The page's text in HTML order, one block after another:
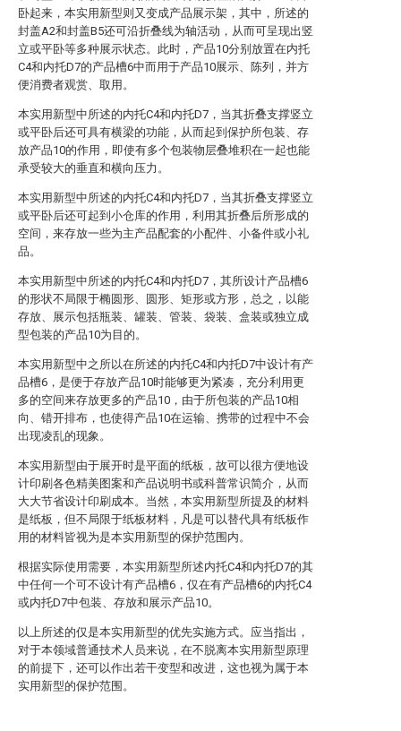
卧起来，本实用新型则又变成产品展示架，其中，所述的
封盖A2和封盖B5还可沿折叠线为轴活动，从而可呈现出竖
立或平卧等多种展示状态。此时，产品10分别放置在内托
C4和内托D7的产品槽6中而用于产品10展示、陈列，并方
便消费者观赏、取用。
本实用新型中所述的内托C4和内托D7，当其折叠支撑竖立
或平卧后还可具有横梁的功能，从而起到保护所包装、存
放产品10的作用，即使有多个包装物层叠堆积在一起也能
承受较大的垂直和横向压力。
本实用新型中所述的内托C4和内托D7，当其折叠支撑竖立
或平卧后还可起到小仓库的作用，利用其折叠后所形成的
空间，来存放一些为主产品配套的小配件、小备件或小礼
品。
本实用新型中所述的内托C4和内托D7，其所设计产品槽6
的形状不局限于椭圆形、圆形、矩形或方形，总之，以能
存放、展示包括瓶装、罐装、管装、袋装、盒装或独立成
型包装的产品10为目的。
本实用新型中之所以在所述的内托C4和内托D7中设计有产
品槽6，是便于存放产品10时能够更为紧凑，充分利用更
多的空间来存放更多的产品10，由于所包装的产品10相
向、错开排布，也使得产品10在运输、携带的过程中不会
出现凌乱的现象。
本实用新型由于展开时是平面的纸板，故可以很方便地设
计印刷各色精美图案和产品说明书或科普常识简介，从而
大大节省设计印刷成本。当然，本实用新型所提及的材料
是纸板，但不局限于纸板材料，凡是可以替代具有纸板作
用的材料皆视为是本实用新型的保护范围内。
根据实际使用需要，本实用新型所述内托C4和内托D7的其
中任何一个可不设计有产品槽6，仅在有产品槽6的内托C4
或内托D7中包装、存放和展示产品10。
以上所述的仅是本实用新型的优先实施方式。应当指出，
对于本领域普通技术人员来说，在不脱离本实用新型原理
的前提下，还可以作出若干变型和改进，这也视为属于本
实用新型的保护范围。